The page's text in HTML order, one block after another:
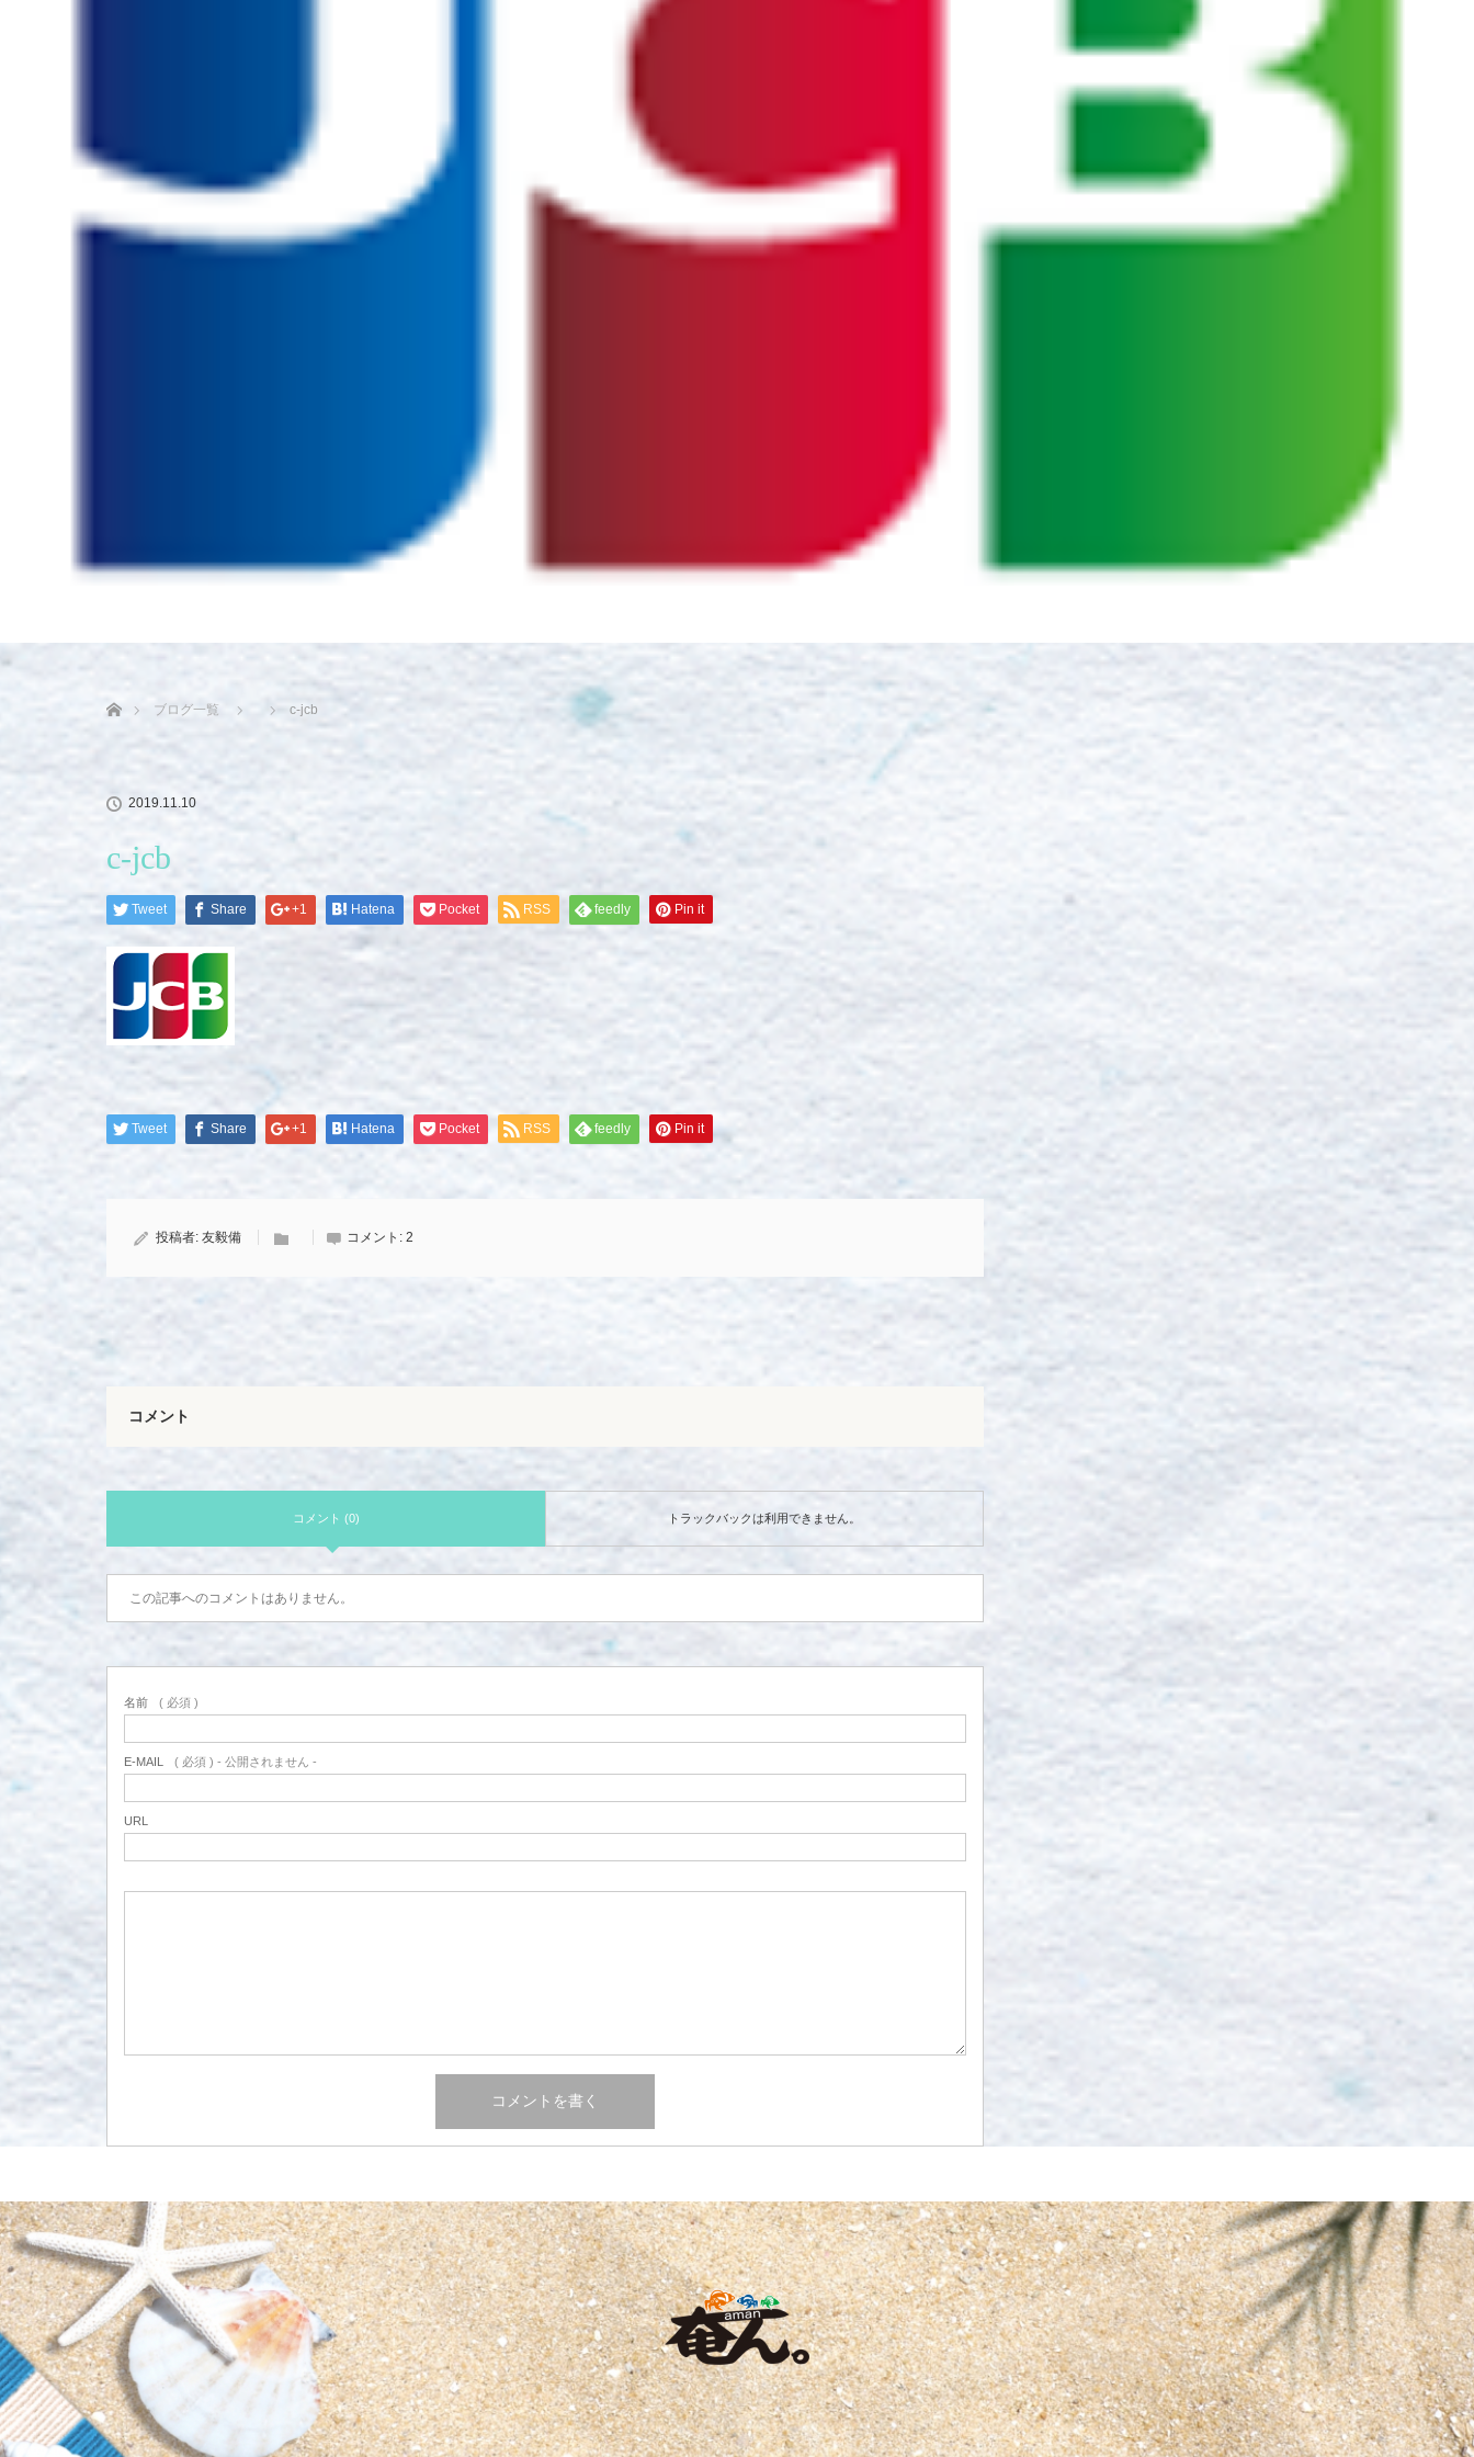
ホーム
ブログ一覧
c-jcb
2019.11.10
c-jcb
Tweet Share +1 Hatena Pocket RSS feedly Pin it
Tweet Share +1 Hatena Pocket RSS feedly Pin it
投稿者: 友毅備 コメント: 2
コメント
コメント (0) トラックバックは利用できません。
この記事へのコメントはありません。
名前 ( 必須 )
E-MAIL ( 必須 ) - 公開されません -
URL